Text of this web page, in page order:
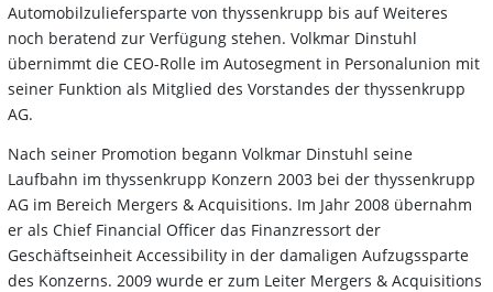
Automobilzuliefersparte von thyssenkrupp bis auf Weiteres
noch beratend zur Verfügung stehen. Volkmar Dinstuhl
übernimmt die CEO-Rolle im Autosegment in Personalunion mit
seiner Funktion als Mitglied des Vorstandes der thyssenkrupp
AG.
Nach seiner Promotion begann Volkmar Dinstuhl seine
Laufbahn im thyssenkrupp Konzern 2003 bei der thyssenkrupp
AG im Bereich Mergers & Acquisitions. Im Jahr 2008 übernahm
er als Chief Financial Officer das Finanzressort der
Geschäftseinheit Accessibility in der damaligen Aufzugssparte
des Konzerns. 2009 wurde er zum Leiter Mergers & Acquisitions